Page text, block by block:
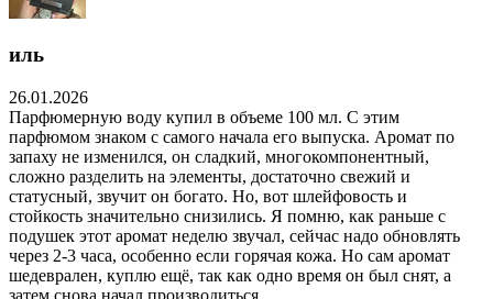
иль
26.01.2026
Парфюмерную воду купил в объеме 100 мл. С этим
парфюмом знаком с самого начала его выпуска. Аромат по
запаху не изменился, он сладкий, многокомпонентный,
сложно разделить на элементы, достаточно свежий и
статусный, звучит он богато. Но, вот шлейфовость и
стойкость значительно снизились. Я помню, как раньше с
подушек этот аромат неделю звучал, сейчас надо обновлять
через 2-3 часа, особенно если горячая кожа. Но сам аромат
шедеврален, куплю ещё, так как одно время он был снят, а
затем снова начал производиться.